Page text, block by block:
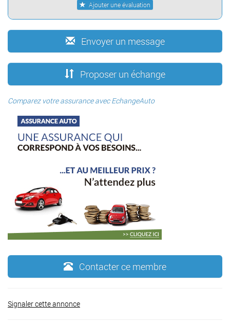
Ajouter une évaluation
Envoyer un message
Proposer un échange
Comparez votre assurance avec EchangeAuto
Contacter ce membre
Signaler cette annonce